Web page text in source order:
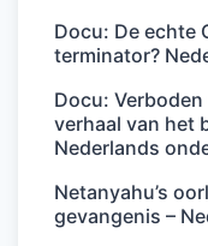
Docu: De echte
terminator?
Docu:
verhaal van het
Nederlands
Netanyahu’s
gevangenis –